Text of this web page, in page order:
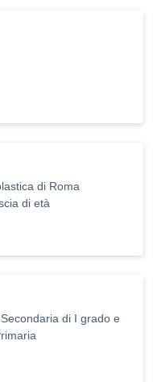
di Roma
di età
di I grado e